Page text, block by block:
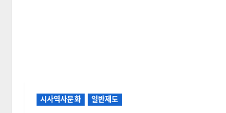
시사역사문화 일반제도